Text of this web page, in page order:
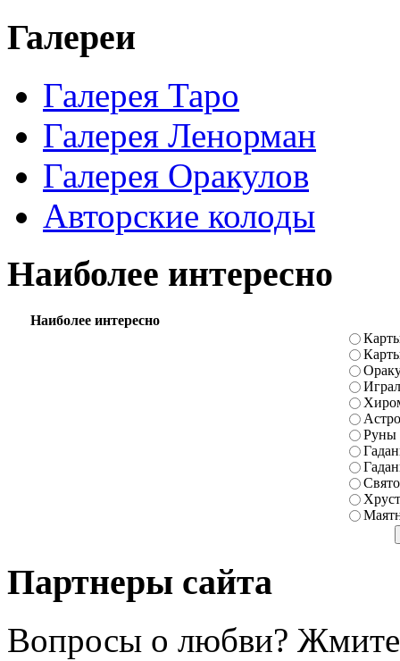
Галереи
Галерея Таро
Галерея Ленорман
Галерея Оракулов
Авторские колоды
Наиболее интересно
Наиболее интересно
Руны
Партнеры сайта
Вопросы о любви?